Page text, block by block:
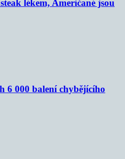
lékem, Američané jsou
6 000 balení chybějícího